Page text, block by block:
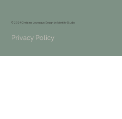
© 2024 Christine Levesque. Design byIdentity Studio
Privacy Policy